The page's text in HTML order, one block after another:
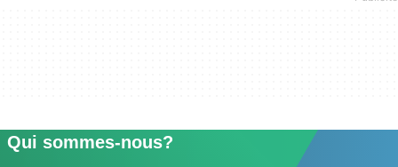
Qui sommes-nous?